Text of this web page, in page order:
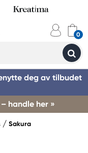
deg av tilbudet
handle her »
Sakura